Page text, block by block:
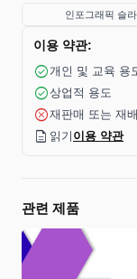
인포그래픽 슬
이용 약관:
check_circle개인 및 교육 용
check_circle상업적 용도
cancel재판매 또는 재
description 읽기 이용 약관
관련 제품